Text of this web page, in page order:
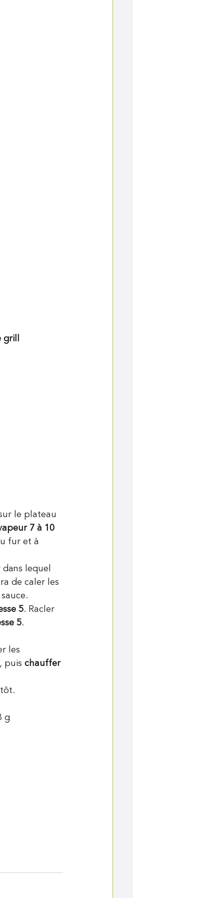
le plateau
7 à 10
fur et à
lequel
de caler les
5. Racler
5.
les
puis chauffer
g